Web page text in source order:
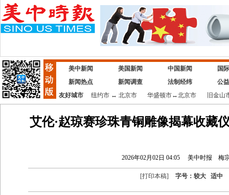
美中新闻 美国新闻 中国新闻
国
新闻热点
新闻调查 法制经纬
公
友好城市
纽约市↔ 北京市 华盛顿市↔北京市 旧金山
艾伦·赵琼赛珍珠青铜雕像揭幕收藏
2026年02月02日 04:05 美中时报 梅
[打印本稿] 字号： 较大 适中